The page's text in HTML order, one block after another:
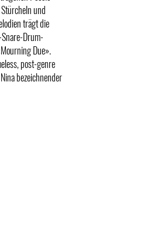
und
trägt die
Drum-
Due».
post-genre
bezeichnender